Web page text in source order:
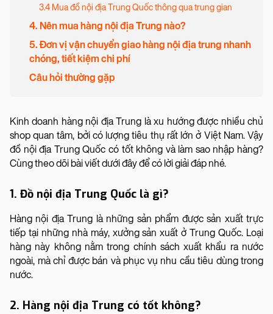
3.4 Mua đồ nội địa Trung Quốc thông qua trung gian
4. Nên mua hàng nội địa Trung nào?
5. Đơn vị vận chuyển giao hàng nội địa trung nhanh
chóng, tiết kiệm chi phí
Câu hỏi thường gặp
Kinh doanh hàng nội địa Trung là xu hướng được nhiều chủ
shop quan tâm, bởi có lượng tiêu thụ rất lớn ở Việt Nam. Vậy
đồ nội địa Trung Quốc có tốt không và làm sao nhập hàng?
Cùng theo dõi bài viết dưới đây để có lời giải đáp nhé.
1. Đồ nội địa Trung Quốc là gì?
Hàng nội địa Trung là những sản phẩm được sản xuất trực
tiếp tại những nhà máy, xưởng sản xuất ở Trung Quốc. Loại
hàng này không nằm trong chính sách xuất khẩu ra nước
ngoài, mà chỉ được bán và phục vụ nhu cầu tiêu dùng trong
nước.
2. Hàng nội địa Trung có tốt không?